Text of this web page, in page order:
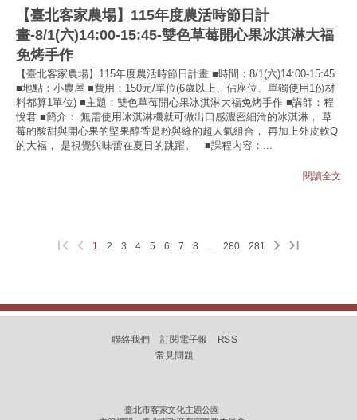
【臺北客家農場】115年度農活時節日計
畫-8/1(六)14:00-15:45-雙色草莓開心果冰淇淋大福
免烤手作
【臺北客家農場】115年度農活時節日計畫 ■時間：8/1(六)14:00-15:45
■地點：小農屋 ■費用：150元/單位(6歲以上、佔座位、單獨使用1份材
料都算1單位) ■主題：雙色草莓開心果冰淇淋大福免烤手作 ■講師：程
悅君 ■簡介： 無需使用冰淇淋機就可做出口感濃密細滑的冰淇淋， 草
莓的酸甜與開心果的堅果醇香是粉與綠的超人氣組合， 再加上外皮軟Q
的大福， 是視覺與味蕾在夏日的跳躍。 ■課程內容：...
閱讀全文
1 2 3 4 5 6 7 8 280 281
聯絡我們 訂閱電子報
RSS
常見問題
臺北市客家文化主題公園